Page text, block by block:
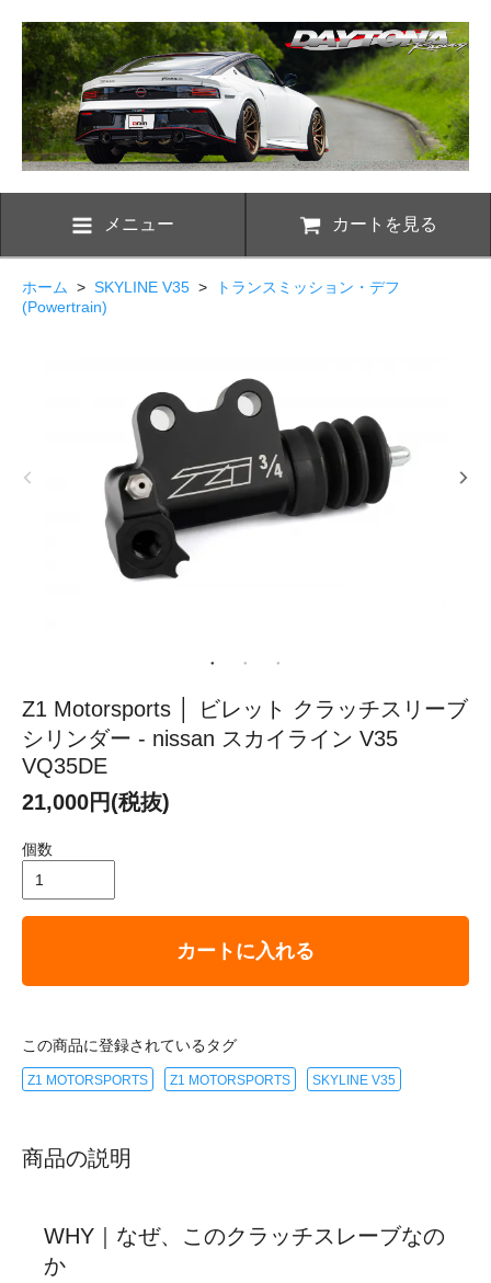
メニュー カートを見る
ホーム > SKYLINE V35 >
トランスミッション・デフ
(Powertrain)
Z1 Motorsports │ ビレット クラッチスリーブ
シリンダー - nissan スカイライン V35
VQ35DE
21,000円(税抜)
個数
カートに入れる
この商品に登録されているタグ
Z1 MOTORSPORTS Z1 MOTORSPORTS SKYLINE V35
商品の説明
WHY｜なぜ、このクラッチスレーブなの
か